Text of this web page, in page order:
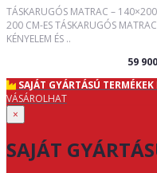
TÁSKARUGÓS MATRAC –
200 CM-ES TÁSKARUGÓS
KÉNYELEM ÉS ..
59
SAJÁT GYÁRTÁSÚ TERMÉKEK
VÁSÁROLHAT
×
SAJÁT